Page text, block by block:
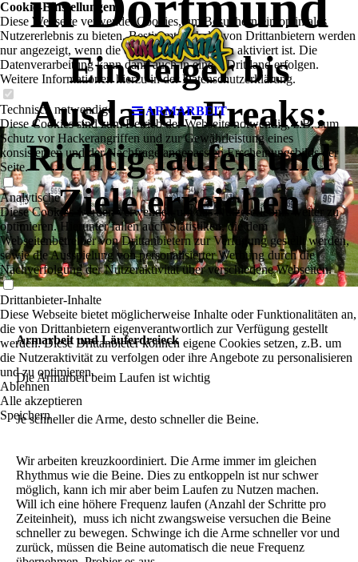
ARMARBEIT
Einsteiger bis
Ausdauer-Freaks:
Richtig laufen und
Ziele erreichen
Armarbeit und Läuferdreieck
Die Armarbeit beim Laufen ist wichtig
Je schneller die Arme, desto schneller die Beine.
Wir arbeiten kreuzkoordiniert. Die Arme immer im gleichen
Rhythmus wie die Beine. Dies zu entkoppeln ist nur schwer
möglich, kann ich mir aber beim Laufen zu Nutzen machen.
Will ich eine höhere Frequenz laufen (Anzahl der Schritte pro
Zeiteinheit), muss ich nicht zwangsweise versuchen die Beine
schneller zu bewegen. Schwinge ich die Arme schneller vor und
zurück, müssen die Beine automatisch die neue Frequenz
Cookie-Einstellungen
Diese Webseite verwendet Cookies, um Besuchern ein optimales
Nutzererlebnis zu bieten. Bestimmte Inhalte von Drittanbietern werden
nur angezeigt, wenn die entsprechende Option aktiviert ist. Die
Datenverarbeitung kann dann auch in einem Drittland erfolgen.
Weitere Informationen hierzu in der Datenschutzerklärung.
Technisch notwendige
Diese Cookies sind zum Betrieb der Webseite notwendig, z.B. zum
Schutz vor Hackerangriffen und zur Gewährleistung eines
konsistenten und der Nachfrage angepassten Erscheinungsbilds der
Seite.
Analytische
Diese Cookies werden verwendet, um das Nutzererlebnis weiter zu
optimieren. Hierunter fallen auch Statistiken, die dem
Webseitenbetreiber von Drittanbietern zur Verfügung gestellt werden,
sowie die Ausspielung von personalisierter Werbung durch die
Nachverfolgung der Nutzeraktivität über verschiedene Webseiten.
Drittanbieter-Inhalte
Diese Webseite bietet möglicherweise Inhalte oder Funktionalitäten an,
die von Drittanbietern eigenverantwortlich zur Verfügung gestellt
werden. Diese Drittanbieter können eigene Cookies setzen, z.B. um
die Nutzeraktivität zu verfolgen oder ihre Angebote zu personalisieren
und zu optimieren.
Ablehnen
Alle akzeptieren
Speichern